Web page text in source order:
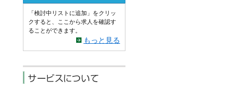
「検討中リストに追加」をクリッ
クすると、ここから求人を確認す
ることができます。
もっと見る